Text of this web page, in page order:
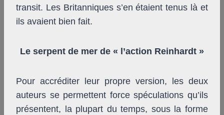
transit. Les Britanniques s’en étaient tenus là et
ils avaient bien fait.
Le serpent de mer de « l’action Reinhardt »
Pour accréditer leur propre version, les deux
auteurs se permettent force spéculations qu’ils
présentent, la plupart du temps, sous la forme